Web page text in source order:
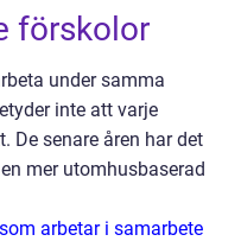
förskolor
under samma
inte att varje
De senare åren har det
mer utomhusbaserad
arbetar i samarbete